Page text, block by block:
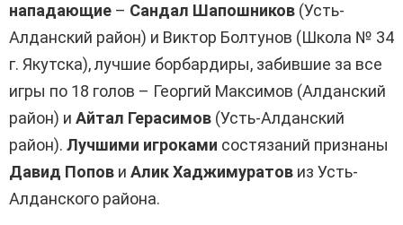
нападающие – Сандал Шапошников (Усть-
Алданский район) и Виктор Болтунов (Школа № 34
г. Якутска), лучшие борбардиры, забившие за все
игры по 18 голов – Георгий Максимов (Алданский
район) и Айтал Герасимов (Усть-Алданский
район). Лучшими игроками состязаний признаны
Давид Попов и Алик Хаджимуратов из Усть-
Алданского района.